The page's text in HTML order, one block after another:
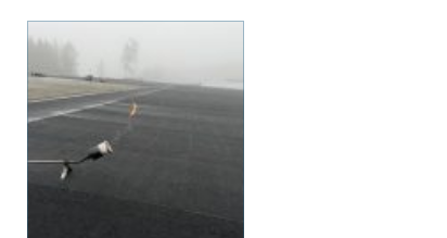
säkert och
Genom att hyra en
kranbil kan
privatpersoner, företag
och entrepren&...